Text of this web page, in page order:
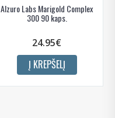
Alzuro Labs Marigold Complex
300 90 kaps.
24.95€
Į KREPŠELĮ